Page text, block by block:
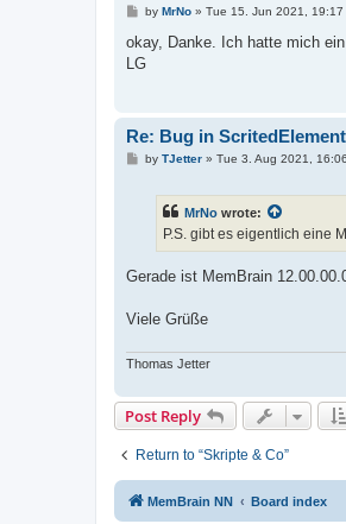
P
s
by MrNo» Tue 15. Jun 2021, 19:17
okay, Danke. Ich hatte mich
LG
Re: Bug in
Pby TJetter» Tue 3. Aug 2021, 16:06
MrNo wrote:
P.S. gibt es eigentlich eine
Gerade ist MemBrain
Viele Grüße
Thomas Jetter
Post Reply
Return to “Skripte & Co”
MemBrain NN Board index